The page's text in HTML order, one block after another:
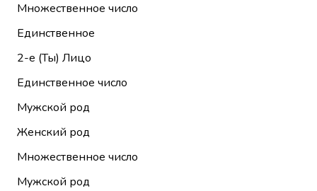
Множественное число
Единственное
2-е (Ты) Лицо
Единственное число
Мужской род
Женский род
Множественное число
Мужской род